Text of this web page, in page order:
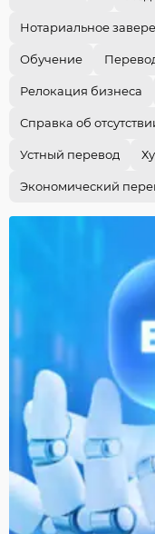
Нотариальное
Обучение
Релокация бизнеса
Справка об
Устный перевод
Экономический